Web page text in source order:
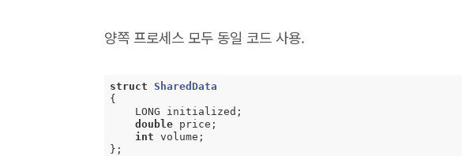
양쪽 프로세스 모두 동일 코드 사용.
struct SharedData
{
double price;
int volume;
};